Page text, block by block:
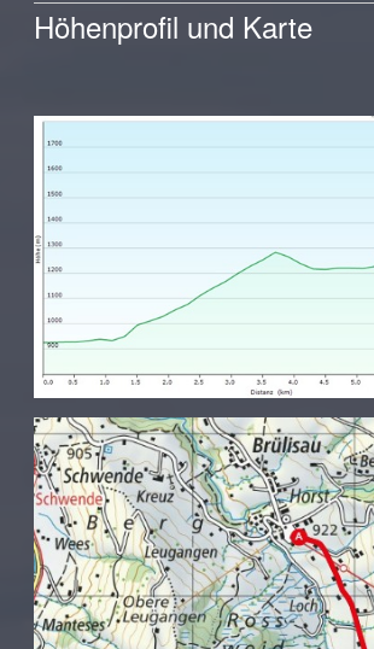
Höhenprofil und Karte